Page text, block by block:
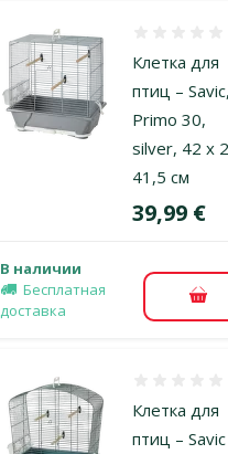
Клетка для
птиц –
Primo 30,
silver, 42 x
41,5 см
Цена
39,99 €
В наличии
Бесплатная
доставка
В
Клетка для
птиц – Savic